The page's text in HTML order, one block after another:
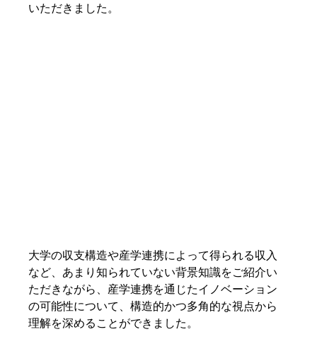
いただきました。
大学の収支構造や産学連携によって得られる収入
など、あまり知られていない背景知識をご紹介い
ただきながら、産学連携を通じたイノベーション
の可能性について、構造的かつ多角的な視点から
理解を深めることができました。